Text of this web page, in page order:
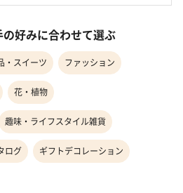
好みに合わせて選ぶ
・スイーツ ファッション
花・植物
趣味・ライフスタイル雑貨
ログ ギフトデコレーション